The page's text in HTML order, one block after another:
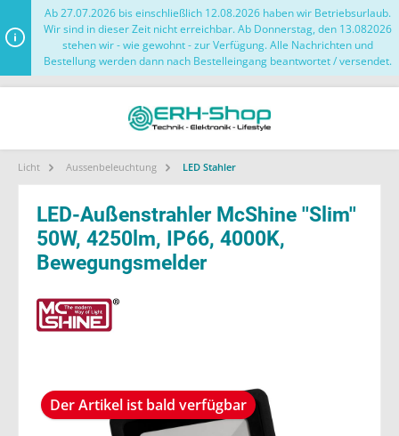
Ab 27.07.2026 bis einschließlich 12.08.2026 haben wir Betriebsurlaub.
Wir sind in dieser Zeit nicht erreichbar. Ab Donnerstag, den 13.082026
stehen wir - wie gewohnt - zur Verfügung. Alle Nachrichten und
Bestellung werden dann nach Bestelleingang beantwortet / versendet.
Licht Aussenbeleuchtung LED Stahler
LED-Außenstrahler McShine ''Slim''
50W, 4250lm, IP66, 4000K,
Bewegungsmelder
Der Artikel ist bald verfügbar